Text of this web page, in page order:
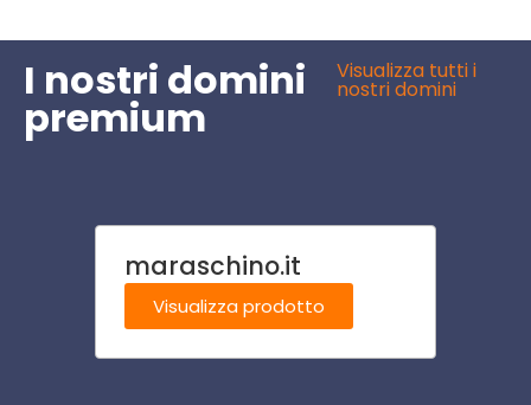
I nostri domini
premium
Visualizza tutti i
nostri domini
maraschino.it
Visualizza prodotto